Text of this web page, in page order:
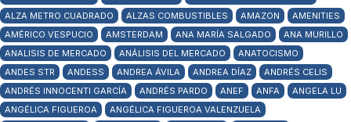
ALZA METRO CUADRADO
ALZAS COMBUSTIBLES AMAZON
AMENITIES
AMÉRICO VESPUCIO
AMSTERDAM ANA MARÍA SALGADO
ANA MURILLO
ANALISIS DE MERCADO
ANÁLISIS DEL MERCADO
ANATOCISMO
ANDES STR
ANDESS ANDREA ÁVILA ANDREA DÍAZ
ANDRÉS CELIS
ANDRÉS INNOCENTI GARCÍA
ANDRÉS PARDO ANEF ANFA
ANGELA LU
ANGÉLICA FIGUEROA
ANGÉLICA FIGUEROA VALENZUELA